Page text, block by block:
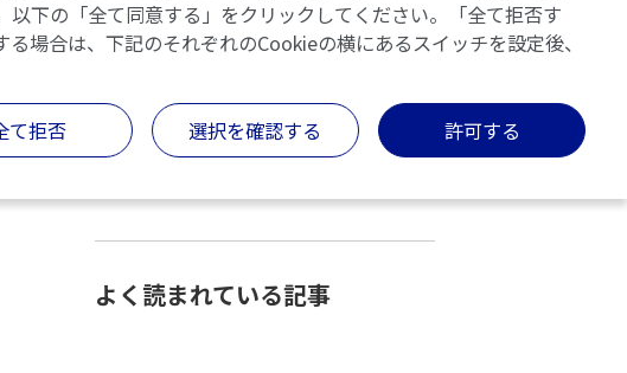
カテゴリー
キーワードでさがす
よく読まれている記事
下の「全て同意する」をクリックしてください。「全て拒否す
場合は、下記のそれぞれのCookieの横にあるスイッチを設定後、
て拒否 選択を確認する 許可する